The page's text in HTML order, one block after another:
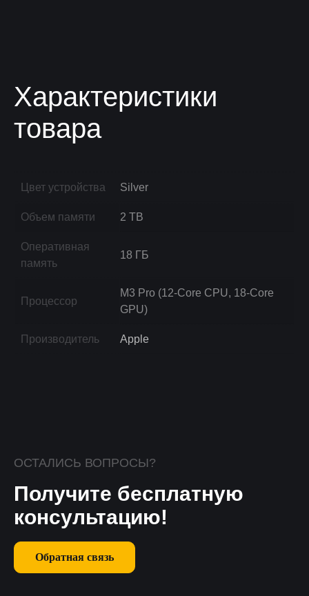
Характеристики
товара
Цвет устройства Silver
Объем памяти 2 TB
Оперативная
память
18 ГБ
Процессор
M3 Pro (12-Core CPU, 18-Core
GPU)
Производитель Apple
ОСТАЛИСЬ ВОПРОСЫ?
Получите бесплатную
консультацию!
Обратная связь